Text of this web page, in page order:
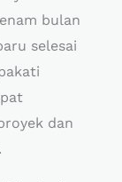
bulan
selesai
dan